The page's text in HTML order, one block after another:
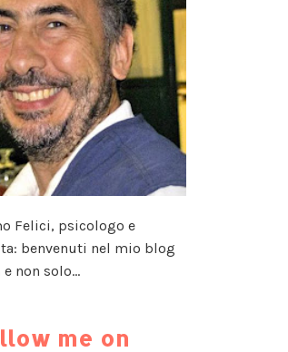
Felici, psicologo e
benvenuti nel mio blog
non solo...
me on